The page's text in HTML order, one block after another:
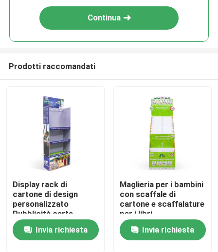
Casa.
Prodotti
Continua
Prodotti raccomandati
Display rack di
cartone di design
personalizzato
Pubblicità carta
promozionale
Pavimento Standing
Display Stand Shelf
Invia richiesta
Maglieria per i bambini
con scaffale di
cartone e scaffalature
per i libri
Invia richiesta